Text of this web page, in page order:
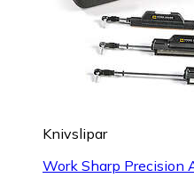
Knivslipar
Work Sharp Precision